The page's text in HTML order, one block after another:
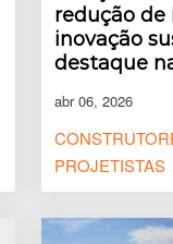
redução
inovação
destaque
abr 06, 2026
PROJETISTAS